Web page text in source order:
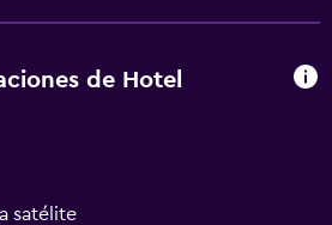
de Hotel
satélite